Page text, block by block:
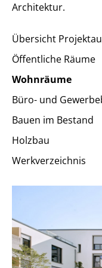
Übersicht
Öffentliche Räume
Wohnräume
Büro- und
Bauen im Bestand
Holzbau
Werkverzeichnis
Architektur.